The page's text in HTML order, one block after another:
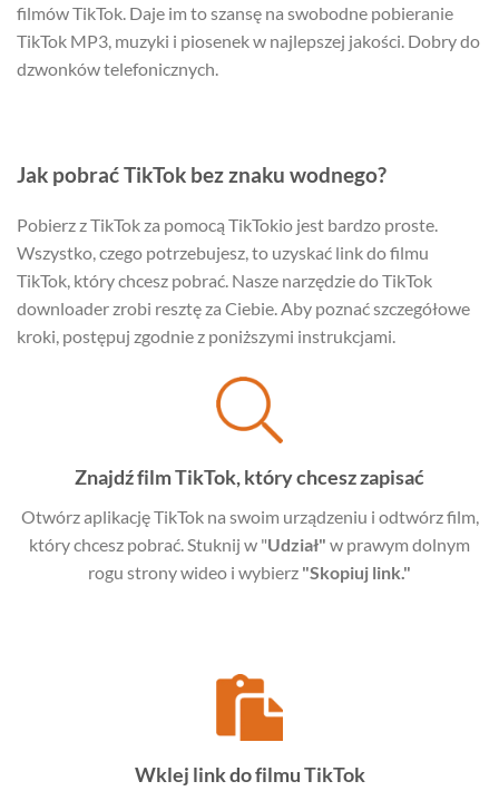
filmów TikTok. Daje im to szansę na swobodne pobieranie
TikTok MP3, muzyki i piosenek w najlepszej jakości. Dobry do
dzwonków telefonicznych.
Jak pobrać TikTok bez znaku wodnego?
Pobierz z TikTok za pomocą TikTokio jest bardzo proste.
Wszystko, czego potrzebujesz, to uzyskać link do filmu
TikTok, który chcesz pobrać. Nasze narzędzie do TikTok
downloader zrobi resztę za Ciebie. Aby poznać szczegółowe
kroki, postępuj zgodnie z poniższymi instrukcjami.
Znajdź film TikTok, który chcesz zapisać
Otwórz aplikację TikTok na swoim urządzeniu i odtwórz film,
który chcesz pobrać. Stuknij w "Udział" w prawym dolnym
rogu strony wideo i wybierz "Skopiuj link."
Wklej link do filmu TikTok